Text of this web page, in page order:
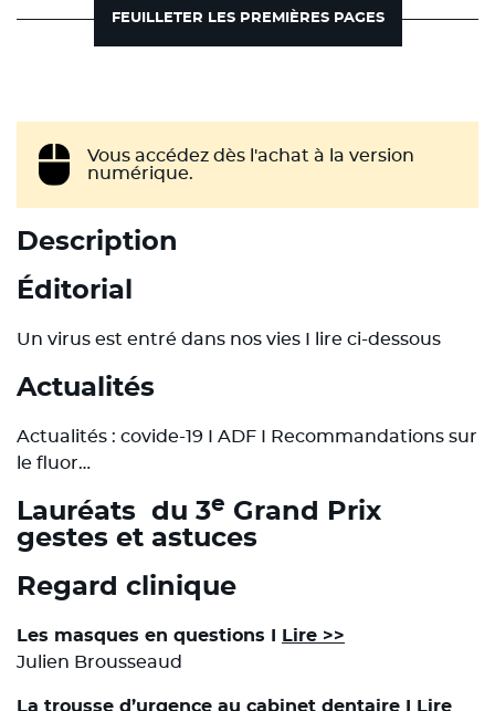
FEUILLETER LES PREMIÈRES PAGES
Vous accédez dès l'achat à la version
numérique.
Description
Éditorial
Un virus est entré dans nos vies I lire ci-dessous
Actualités
Actualités : covide-19 I ADF I Recommandations sur
le fluor…
Lauréats du 3e Grand Prix
gestes et astuces
Regard clinique
Les masques en questions I
Lire >>
Julien Brousseaud
La trousse d’urgence au cabinet dentaire I
Lire